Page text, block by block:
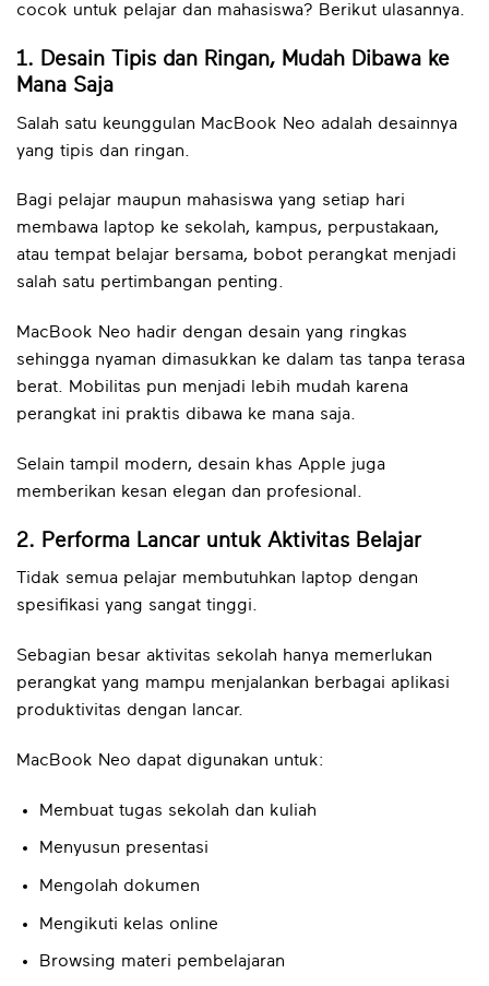
cocok untuk pelajar dan mahasiswa? Berikut ulasannya.
1. Desain Tipis dan Ringan, Mudah Dibawa ke
Mana Saja
Salah satu keunggulan MacBook Neo adalah desainnya
yang tipis dan ringan.
Bagi pelajar maupun mahasiswa yang setiap hari
membawa laptop ke sekolah, kampus, perpustakaan,
atau tempat belajar bersama, bobot perangkat menjadi
salah satu pertimbangan penting.
MacBook Neo hadir dengan desain yang ringkas
sehingga nyaman dimasukkan ke dalam tas tanpa terasa
berat. Mobilitas pun menjadi lebih mudah karena
perangkat ini praktis dibawa ke mana saja.
Selain tampil modern, desain khas Apple juga
memberikan kesan elegan dan profesional.
2. Performa Lancar untuk Aktivitas Belajar
Tidak semua pelajar membutuhkan laptop dengan
spesifikasi yang sangat tinggi.
Sebagian besar aktivitas sekolah hanya memerlukan
perangkat yang mampu menjalankan berbagai aplikasi
produktivitas dengan lancar.
MacBook Neo dapat digunakan untuk:
Membuat tugas sekolah dan kuliah
Menyusun presentasi
Mengolah dokumen
Mengikuti kelas online
Browsing materi pembelajaran